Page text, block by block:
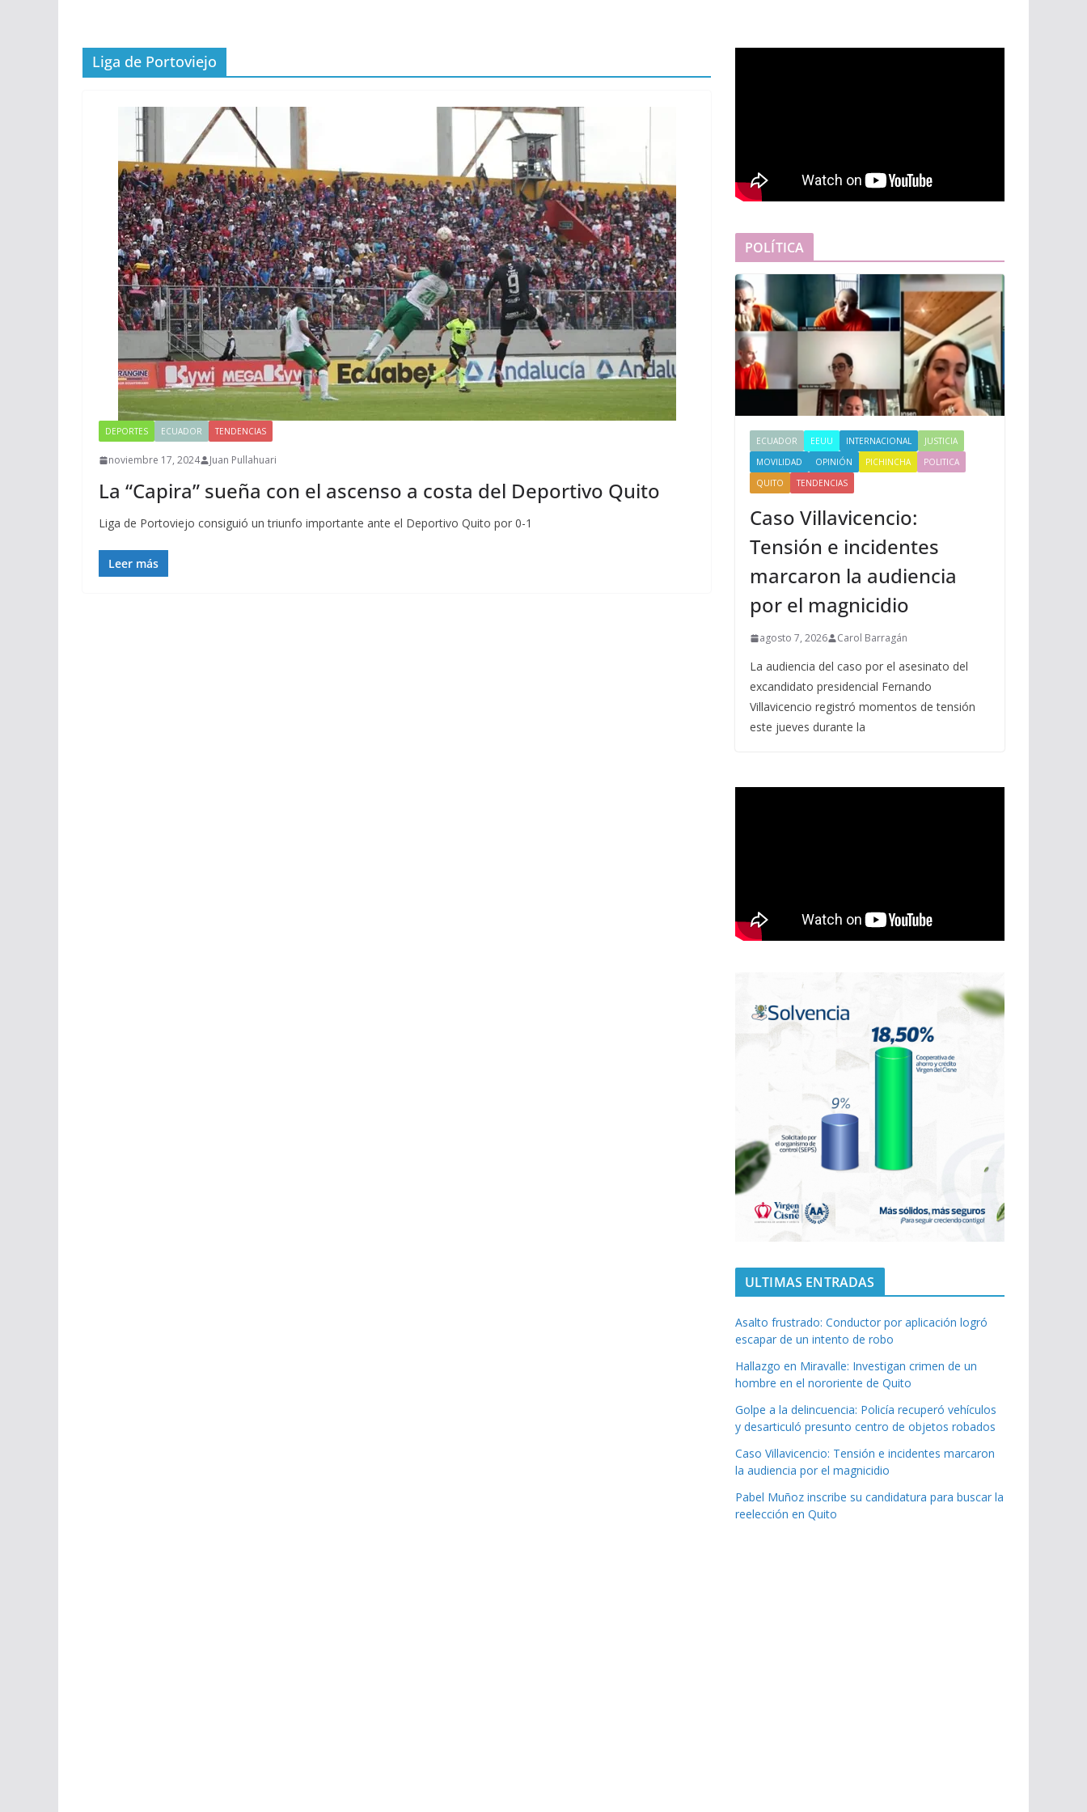
Liga de Portoviejo
DEPORTES ECUADOR TENDENCIAS
noviembre 17, 2024 Juan Pullahuari
La “Capira” sueña con el ascenso a costa del Deportivo Quito
Liga de Portoviejo consiguió un triunfo importante ante el Deportivo Quito por 0-1
Leer más
POLÍTICA
ECUADOR EEUU INTERNACIONAL
JUSTICIA
MOVILIDAD
OPINIÓN PICHINCHA
POLITICA
QUITO
TENDENCIAS
Caso Villavicencio:
Tensión e incidentes
marcaron la audiencia
por el magnicidio
agosto 7, 2026 Carol Barragán
La audiencia del caso por el asesinato del
excandidato presidencial Fernando
Villavicencio registró momentos de tensión
este jueves durante la
ULTIMAS ENTRADAS
Asalto frustrado: Conductor por aplicación logró
escapar de un intento de robo
Hallazgo en Miravalle: Investigan crimen de un
hombre en el nororiente de Quito
Golpe a la delincuencia: Policía recuperó vehículos
y desarticuló presunto centro de objetos robados
Caso Villavicencio: Tensión e incidentes marcaron
la audiencia por el magnicidio
Pabel Muñoz inscribe su candidatura para buscar la
reelección en Quito